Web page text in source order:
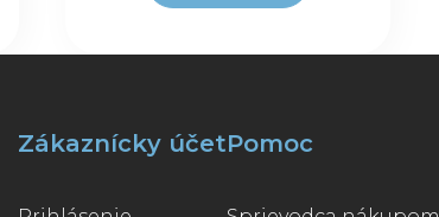
Zákaznícky účetPomoc